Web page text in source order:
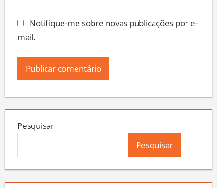
Notifique-me sobre novas publicações por e-
mail.
Pesquisar
Pesquisar